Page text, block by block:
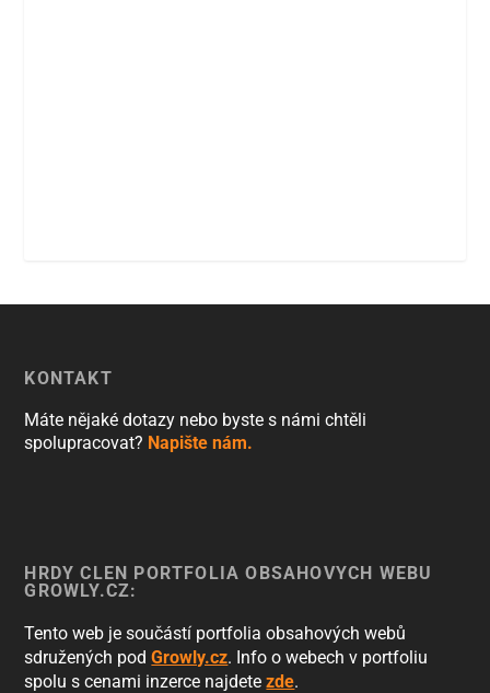
KONTAKT
Máte nějaké dotazy nebo byste s námi chtěli
spolupracovat? Napište nám.
HRDÝ ČLEN PORTFOLIA OBSAHOVÝCH WEBŮ
GROWLY.CZ:
Tento web je součástí portfolia obsahových webů
sdružených podGrowly.cz. Info o webech v portfoliu
spolu s cenami inzerce najdetezde.